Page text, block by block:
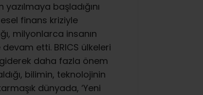
başladığını
finans kriziyle
milyonlarca insanın
etti. BRICS ülkeleri
giderek daha fazla önem
bilimin, teknolojinin
dünyada, ‘Yeni